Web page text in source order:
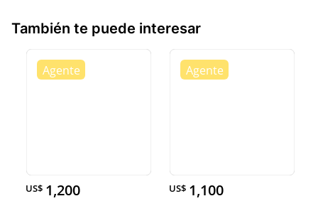
También te puede interesar
US$ 1,200 US$ 1,100